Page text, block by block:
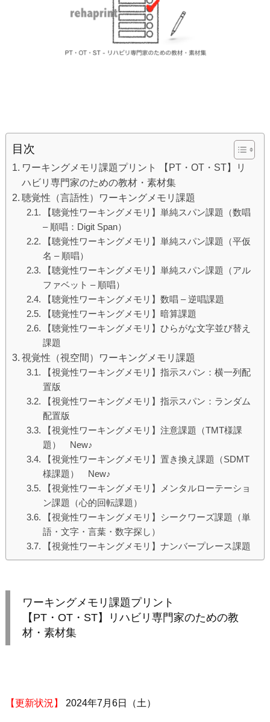
目次
ワーキングメモリ課題プリント 【PT・OT・ST】リ
ハビリ専門家のための教材・素材集
聴覚性（言語性）ワーキングメモリ課題
【聴覚性ワーキングメモリ】単純スパン課題（数唱
– 順唱：Digit Span）
【聴覚性ワーキングメモリ】単純スパン課題（平仮
名 – 順唱）
【聴覚性ワーキングメモリ】単純スパン課題（アル
ファベット – 順唱）
【聴覚性ワーキングメモリ】数唱 – 逆唱課題
【聴覚性ワーキングメモリ】暗算課題
【聴覚性ワーキングメモリ】ひらがな文字並び替え
課題
視覚性（視空間）ワーキングメモリ課題
【視覚性ワーキングメモリ】指示スパン：横一列配
置版
【視覚性ワーキングメモリ】指示スパン：ランダム
配置版
【視覚性ワーキングメモリ】注意課題（TMT様課
題） New♪
【視覚性ワーキングメモリ】置き換え課題（SDMT
様課題） New♪
【視覚性ワーキングメモリ】メンタルローテーショ
ン課題（心的回転課題）
【視覚性ワーキングメモリ】シークワーズ課題（単
語・文字・言葉・数字探し）
【視覚性ワーキングメモリ】ナンバープレース課題
ワーキングメモリ課題プリント
【PT・OT・ST】リハビリ専門家のための教
材・素材集
【更新状況】 2024年7月6日（土）